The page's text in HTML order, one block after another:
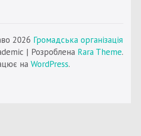
2026 Громадська організація
| Розроблена Rara Theme.
на WordPress.